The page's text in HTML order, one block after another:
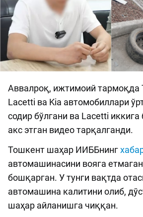
Аввалроқ, ижтимоий тармоқда
Lacetti ва Kia автомобиллари
содир бўлгани ва Lacetti иккига
акс этган видео тарқалганди.
Тошкент шаҳар ИИББнинг
автомашинасини вояга
бошқарган. У тунги вақтда
автомашина калитини олиб,
шаҳар айланишга чиққан.